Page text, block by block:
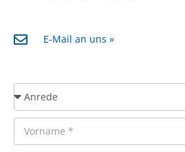
E-Mail an uns »